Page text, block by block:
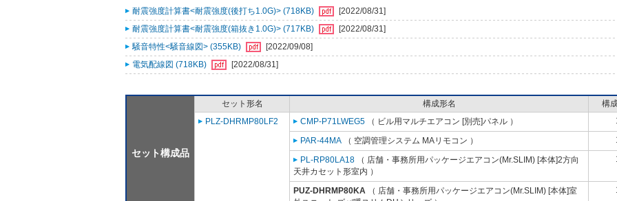
耐震強度計算書<耐震強度(後打ち1.0G)> (718KB)
[2022/08/31]
耐震強度計算書<耐震強度(箱抜き1.0G)> (717KB)
[2022/08/31]
騒音特性<騒音線図> (355KB)
[2022/09/08]
電気配線図 (718KB)
[2022/08/31]
セット構成品
セット形名 構成形名
構
PLZ-DHRMP80LF2
CMP-P71LWEG5 （ ビル用マルチエアコン [別売]パネル ）
PAR-44MA （ 空調管理システム MAリモコン ）
PL-RP80LA18 （ 店舗・事務所用パッケージエアコン(Mr.SLIM) [本体]2方向
天井カセット形室内 ）
PUZ-DHRMP80KA （ 店舗・事務所用パッケージエアコン(Mr.SLIM) [本体]室